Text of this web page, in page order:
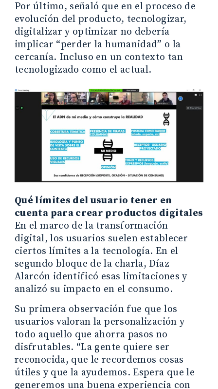
Por último, señaló que en el proceso de
evolución del producto, tecnologizar,
digitalizar y optimizar no debería
implicar “perder la humanidad” o la
cercanía. Incluso en un contexto tan
tecnologizado como el actual.
Qué límites del usuario tener en
cuenta para crear productos digitales
En el marco de la transformación
digital, los usuarios suelen establecer
ciertos límites a la tecnología. En el
segundo bloque de la charla, Díaz
Alarcón identificó esas limitaciones y
analizó su impacto en el consumo.
Su primera observación fue que los
usuarios valoran la personalización y
todo aquello que ahorra pasos no
disfrutables. “La gente quiere ser
reconocida, que le recordemos cosas
útiles y que la ayudemos. Espera que le
generemos una buena experiencia con